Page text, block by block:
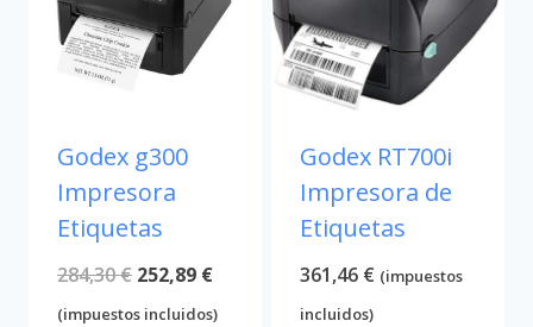
Godex g300
Impresora
Etiquetas
284,30€ El
precio
252,89 €El
precio
(impuestos incluidos)
Godex RT700i
Impresora de
Etiquetas
361,46 € (impuestos
incluidos)